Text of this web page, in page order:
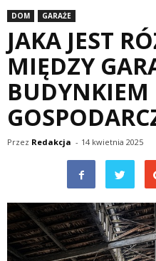
DOM GARAŻE
JAKA JEST
MIĘDZY
BUDYNKIEM
Przez Redakcja - 14 kwietnia 2025